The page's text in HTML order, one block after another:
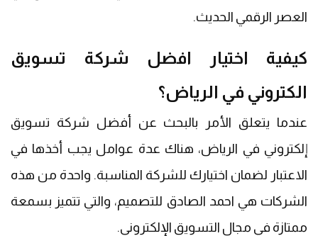
العصر الرقمي الحديث.
كيفية اختيار افضل شركة تسويق
الكتروني في الرياض؟
عندما يتعلق الأمر بالبحث عن أفضل شركة تسويق
إلكتروني في الرياض، هناك عدة عوامل يجب أخذها في
الاعتبار لضمان اختيارك للشركة المناسبة. واحدة من هذه
الشركات هي احمد الصادق للتصميم، والتي تتميز بسمعة
ممتازة في مجال التسويق الإلكتروني.